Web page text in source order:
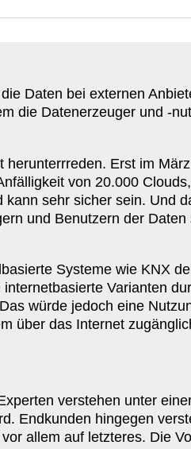
Daten bei externen
die Daten­er­zeuger und
Erst im
von 20.000
sehr sicher sein. Und
und Benutzern der
Systeme wie KNX
Varianten
würde jedoch eine
über das Internet
verstehen unter
Endkunden hingegen
allem auf letzteres. Die